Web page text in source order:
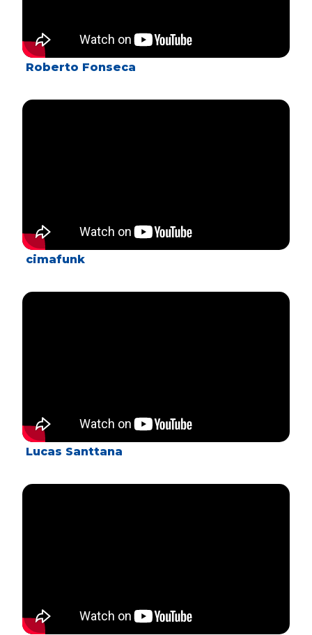
Roberto Fonseca
cimafunk
Lucas Santtana